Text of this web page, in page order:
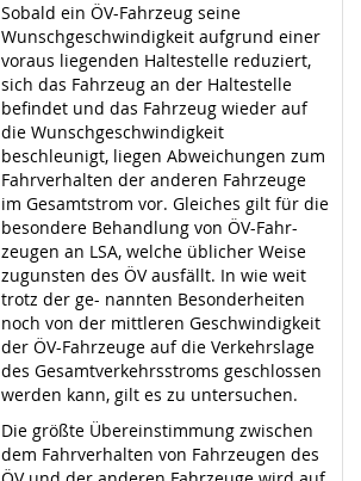
Sobald ein ÖV-Fahrzeug seine
Wunschgeschwindigkeit aufgrund einer
voraus liegenden Haltestelle reduziert,
sich das Fahrzeug an der Haltestelle
befindet und das Fahrzeug wieder auf
die Wunschgeschwindigkeit
beschleunigt, liegen Abweichungen zum
Fahrverhalten der anderen Fahrzeuge
im Gesamtstrom vor. Gleiches gilt für die
besondere Behandlung von ÖV-Fahr-
zeugen an LSA, welche üblicher Weise
zugunsten des ÖV ausfällt. In wie weit
trotz der ge- nannten Besonderheiten
noch von der mittleren Geschwindigkeit
der ÖV-Fahrzeuge auf die Verkehrslage
des Gesamtverkehrsstroms geschlossen
werden kann, gilt es zu untersuchen.
Die größte Übereinstimmung zwischen
dem Fahrverhalten von Fahrzeugen des